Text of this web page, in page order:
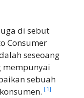
di sebut
Consumer
seseoang
mempunyai
sebuah
[1]